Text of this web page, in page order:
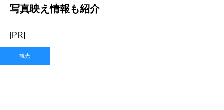
写真映え情報も紹介
[PR]
観光